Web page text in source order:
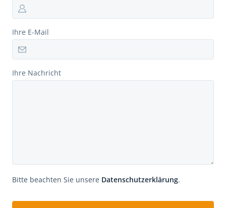
Ihre E-Mail
Ihre Nachricht
Bitte beachten Sie unsere Datenschutzerklärung.